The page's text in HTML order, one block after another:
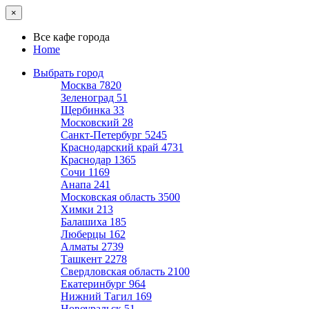
×
Все кафе города
Home
Выбрать город
Москва 7820
Зеленоград 51
Щербинка 33
Московский 28
Санкт-Петербург 5245
Краснодарский край 4731
Краснодар 1365
Сочи 1169
Анапа 241
Московская область 3500
Химки 213
Балашиха 185
Люберцы 162
Алматы 2739
Ташкент 2278
Свердловская область 2100
Екатеринбург 964
Нижний Тагил 169